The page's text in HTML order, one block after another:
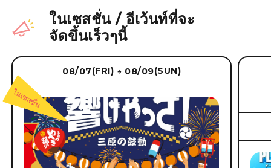
ในเซสชั่น/ อีเว้นท์ที่จะ
จัดขึ้นเร็วๆนี้
08/07(FRI) → 08/09(SUN)